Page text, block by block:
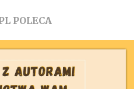
POLECA